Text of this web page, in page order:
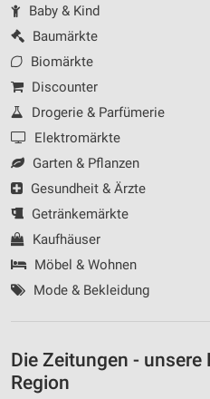
Baby & Kind
Baumärkte
Biomärkte
Discounter
Drogerie & Parfümerie
Elektromärkte
Garten & Pflanzen
Gesundheit & Ärzte
Getränkemärkte
Kaufhäuser
Möbel & Wohnen
Mode & Bekleidung
Die Zeitungen - unsere
Region